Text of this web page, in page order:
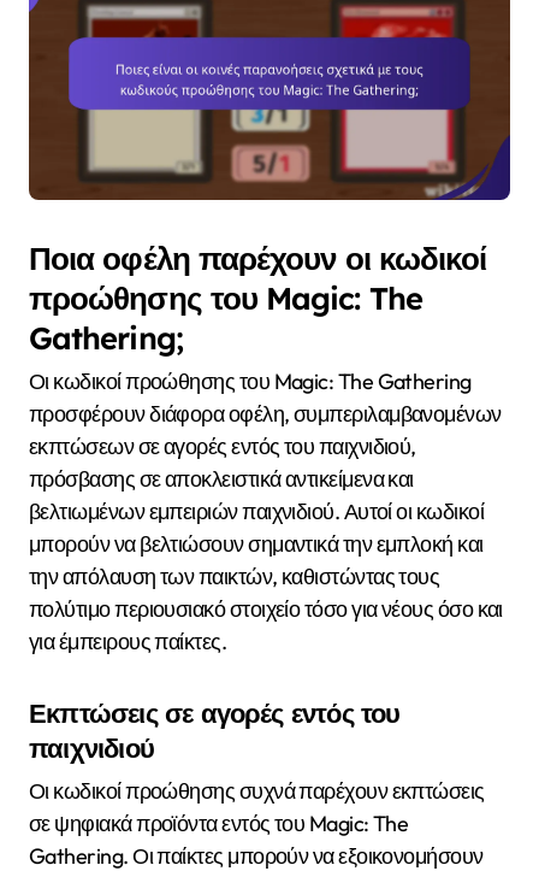
Ποια οφέλη παρέχουν οι κωδικοί
προώθησης του Magic: The
Gathering;
Οι κωδικοί προώθησης του Magic: The Gathering
προσφέρουν διάφορα οφέλη, συμπεριλαμβανομένων
εκπτώσεων σε αγορές εντός του παιχνιδιού,
πρόσβασης σε αποκλειστικά αντικείμενα και
βελτιωμένων εμπειριών παιχνιδιού. Αυτοί οι κωδικοί
μπορούν να βελτιώσουν σημαντικά την εμπλοκή και
την απόλαυση των παικτών, καθιστώντας τους
πολύτιμο περιουσιακό στοιχείο τόσο για νέους όσο και
για έμπειρους παίκτες.
Εκπτώσεις σε αγορές εντός του
παιχνιδιού
Οι κωδικοί προώθησης συχνά παρέχουν εκπτώσεις
σε ψηφιακά προϊόντα εντός του Magic: The
Gathering. Οι παίκτες μπορούν να εξοικονομήσουν